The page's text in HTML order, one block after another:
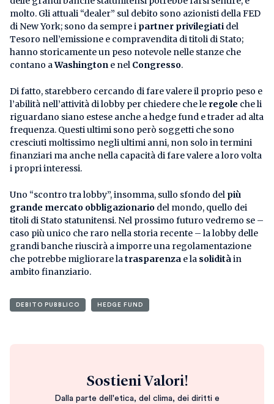
molto. Gli attuali “dealer” sul debito sono azionisti della FED
di New York; sono da sempre i partner privilegiati del
Tesoro nell’emissione e compravendita di titoli di Stato;
hanno storicamente un peso notevole nelle stanze che
contano aWashington e nel Congresso.
Di fatto, starebbero cercando di fare valere il proprio peso e
l’abilità nell’attività di lobby per chiedere che le regole che li
riguardano siano estese anche a hedge fund e trader ad alta
frequenza. Questi ultimi sono però soggetti che sono
cresciuti moltissimo negli ultimi anni, non solo in termini
finanziari ma anche nella capacità di fare valere a loro volta
i propri interessi.
Uno “scontro tra lobby”, insomma, sullo sfondo del più
grande mercato obbligazionario del mondo, quello dei
titoli di Stato statunitensi. Nel prossimo futuro vedremo se –
caso più unico che raro nella storia recente – la lobby delle
grandi banche riuscirà a imporre una regolamentazione
che potrebbe migliorare la trasparenza e la soliditàin
ambito finanziario.
DEBITO PUBBLICO HEDGE FUND
Sostieni Valori!
Dalla parte dell'etica, del clima, dei diritti e